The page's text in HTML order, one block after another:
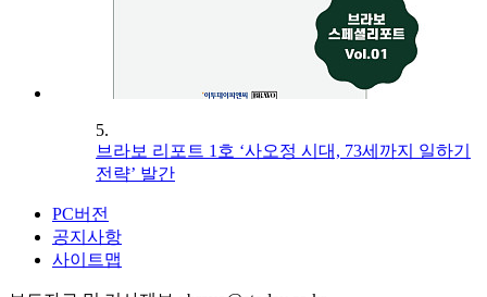
5.
브라보 리포트 1호 ‘사오정 시대, 73세까지 일하기
전략’ 발간
PC버전
공지사항
사이트맵